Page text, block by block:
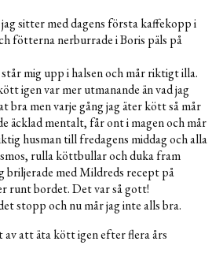
sitter med dagens första kaffekopp i
fötterna nerburrade i Boris päls på
mig upp i halsen och mår riktigt illa.
igen var mer utmanande än vad jag
bra men varje gång jag äter kött så mår
äcklad mentalt, får ont i magen och mår
husman till fredagens middag och alla
rulla köttbullar och duka fram
briljerade med Mildreds recept på
runt bordet. Det var så gott!
stopp och nu mår jag inte alls bra.
att äta kött igen efter flera års